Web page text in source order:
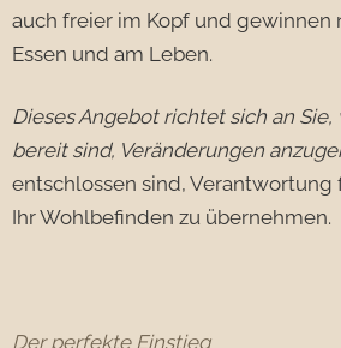
auch freier im Kopf und gewinnen
Essen und am Leben.
Dieses Angebot richtet sich an
bereit sind, Veränderungen
entschlossen sind, Verantwortung
Ihr Wohlbefinden zu übernehmen.
Der perfekte Einstieg